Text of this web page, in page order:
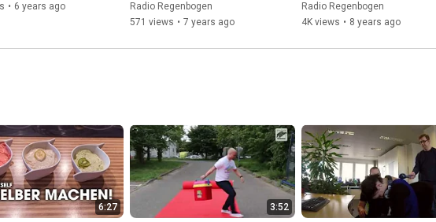
• 6 years ago
Radio Regenbogen
571 views • 7 years ago
Radio Regenbogen
4K views • 8 years ago
6:27 3:52